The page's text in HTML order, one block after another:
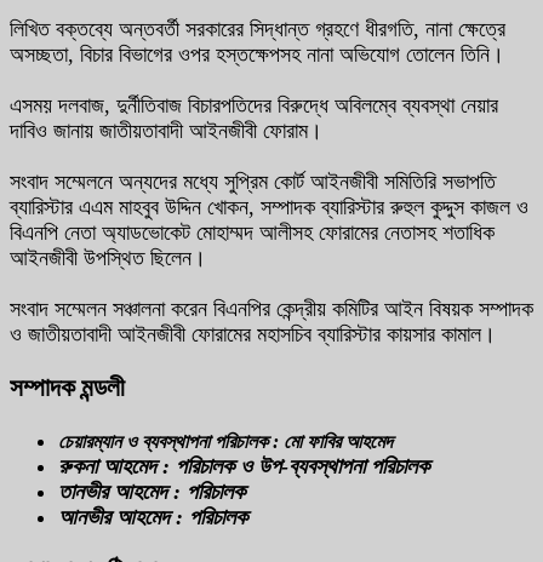
লিখিত বক্তব্যে অন্তবর্তী সরকারের সিদ্ধান্ত গ্রহণে ধীরগতি, নানা ক্ষেত্রে
অসচ্ছতা, বিচার বিভাগের ওপর হস্তক্ষেপসহ নানা অভিযোগ তোলেন তিনি।
এসময় দলবাজ, দুর্নীতিবাজ বিচারপতিদের বিরুদ্ধে অবিলম্বে ব্যবস্থা নেয়ার
দাবিও জানায় জাতীয়তাবাদী আইনজীবী ফোরাম।
সংবাদ সম্মেলনে অন্যদের মধ্যে সুপ্রিম কোর্ট আইনজীবী সমিতিরি সভাপতি
ব্যারিস্টার এএম মাহবুব উদ্দিন খোকন, সম্পাদক ব্যারিস্টার রুহুল কুদ্দুস কাজল ও
বিএনপি নেতা অ্যাডভোকেট মোহাম্মদ আলীসহ ফোরামের নেতাসহ শতাধিক
আইনজীবী উপস্থিত ছিলেন।
সংবাদ সম্মেলন সঞ্চালনা করেন বিএনপির কেন্দ্রীয় কমিটির আইন বিষয়ক সম্পাদক
ও জাতীয়তাবাদী আইনজীবী ফোরামের মহাসচিব ব্যারিস্টার কায়সার কামাল।
সম্পাদক মন্ডলী
চেয়ারম্যান ও ব্যবস্থাপনা পরিচালক : মো ফাবির আহমেদ
রুকনা আহমেদ : পরিচালক ও উপ-ব্যবস্থাপনা পরিচালক
তানভীর আহমেদ : পরিচালক
আনভীর আহমেদ : পরিচালক